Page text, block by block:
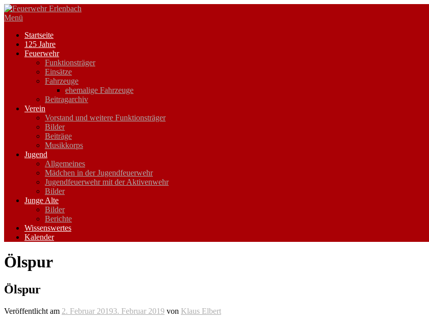
Zum
Inhalt
Menü
Startseite
125 Jahre
Feuerwehr
Funktionsträger
Einsätze
Fahrzeuge
ehemalige Fahrzeuge
Beitragarchiv
Verein
Vorstand und weitere Funktionsträger
Bilder
Beiträge
Musikkorps
Jugend
Allgemeines
Mädchen in der Jugendfeuerwehr
Jugendfeuerwehr mit der Aktivenwehr
Bilder
Junge Alte
Bilder
Berichte
Wissenswertes
Kalender
Ölspur
Ölspur
Veröffentlicht am 2. Februar 20193. Februar 2019 von Klaus Elbert